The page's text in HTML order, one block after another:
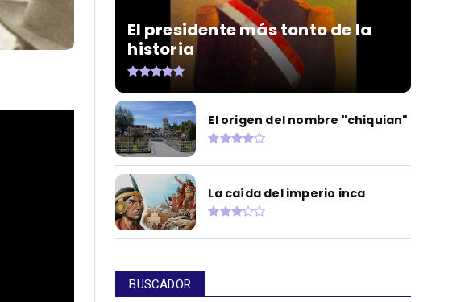
El presidente más tonto de la
historia
El origen del nombre "chiquian"
La caída del imperio inca
BUSCADOR